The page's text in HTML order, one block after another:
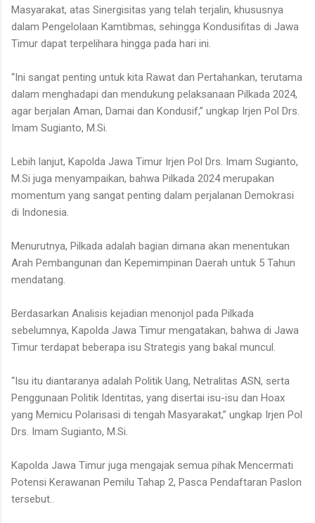
Masyarakat, atas Sinergisitas yang telah terjalin, khususnya
dalam Pengelolaan Kamtibmas, sehingga Kondusifitas di Jawa
Timur dapat terpelihara hingga pada hari ini.
“Ini sangat penting untuk kita Rawat dan Pertahankan, terutama
dalam menghadapi dan mendukung pelaksanaan Pilkada 2024,
agar berjalan Aman, Damai dan Kondusif,” ungkap Irjen Pol Drs.
Imam Sugianto, M.Si.
Lebih lanjut, Kapolda Jawa Timur Irjen Pol Drs. Imam Sugianto,
M.Si juga menyampaikan, bahwa Pilkada 2024 merupakan
momentum yang sangat penting dalam perjalanan Demokrasi
di Indonesia.
Menurutnya, Pilkada adalah bagian dimana akan menentukan
Arah Pembangunan dan Kepemimpinan Daerah untuk 5 Tahun
mendatang.
Berdasarkan Analisis kejadian menonjol pada Pilkada
sebelumnya, Kapolda Jawa Timur mengatakan, bahwa di Jawa
Timur terdapat beberapa isu Strategis yang bakal muncul.
“Isu itu diantaranya adalah Politik Uang, Netralitas ASN, serta
Penggunaan Politik Identitas, yang disertai isu-isu dan Hoax
yang Memicu Polarisasi di tengah Masyarakat,” ungkap Irjen Pol
Drs. Imam Sugianto, M.Si.
Kapolda Jawa Timur juga mengajak semua pihak Mencermati
Potensi Kerawanan Pemilu Tahap 2, Pasca Pendaftaran Paslon
tersebut..